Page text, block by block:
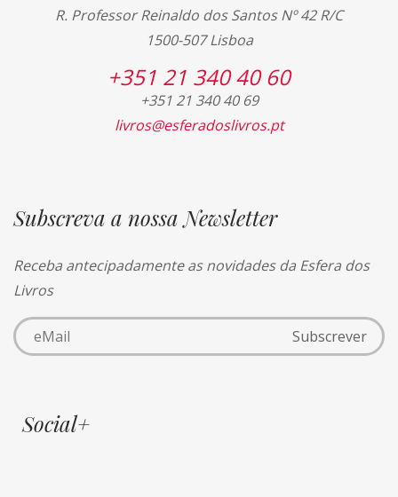
R. Professor Reinaldo dos Santos Nº 42 R/C
1500-507 Lisboa
+351 21 340 40 60
+351 21 340 40 69
livros@esferadoslivros.pt
Subscreva a nossa Newsletter
Receba antecipadamente as novidades da Esfera dos
Livros
Social+